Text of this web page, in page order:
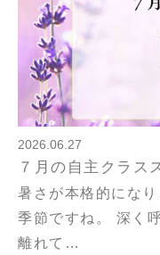
2026.06.27
７月の自主クラス
暑さが本格的にな
季節ですね。 深く
離れて…